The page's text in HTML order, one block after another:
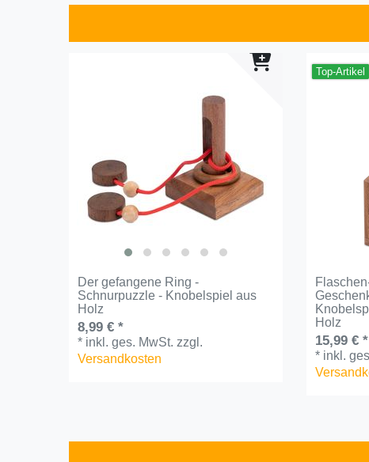
Der gefangene Ring -
Schnurpuzzle - Knobelspiel aus
Holz
8,99 € *
* inkl. ges. MwSt. zzgl.
Versandkosten
Top-Artikel
Holz
15,99 € *
* inkl.